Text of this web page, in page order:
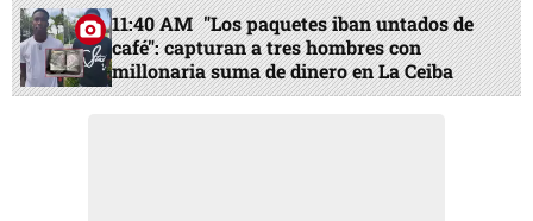
11:40 AM "Los paquetes iban untados de
café": capturan a tres hombres con
millonaria suma de dinero en La Ceiba